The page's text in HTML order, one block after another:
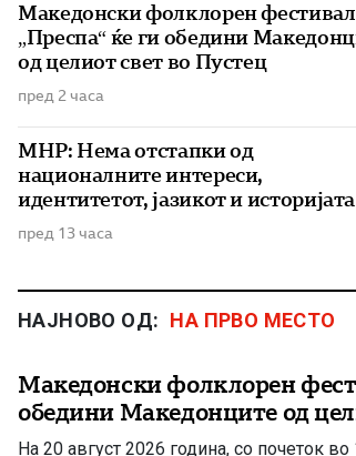
Македонски фолклорен фестивал
„Преспа“ ќе ги обедини
од целиот свет во Пустец
пред 2 часа
МНР: Нема отстапки од
националните интереси,
идентитетот, јазикот и историјата
пред 13 часа
НАЈНОВО ОД: НА ПРВО МЕСТО
Македонски фолклорен
обедини Македонците од
На 20 август 2026 година, со почеток